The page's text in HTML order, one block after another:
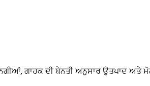
ਗਾਹਕ ਦੀ ਬੇਨਤੀ ਅਨੁਸਾਰ ਉਤਪਾਦ